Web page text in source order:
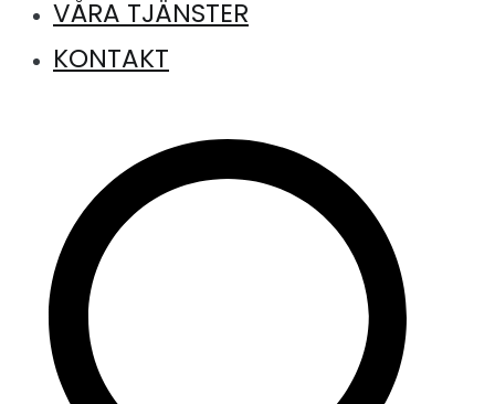
VÅRA TJÄNSTER
KONTAKT